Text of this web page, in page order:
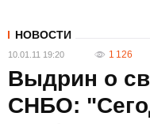
НОВОСТИ
10.01.11 19:20 1 126
Выдрин о
СНБО: